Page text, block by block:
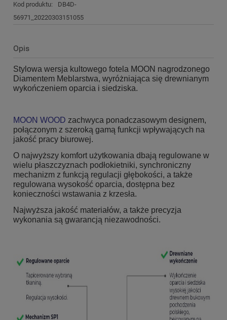
Kod produktu:
DB4D-
56971_20220303151055
Opis
Stylowa wersja kultowego fotela MOON nagrodzonego
Diamentem Meblarstwa, wyróżniająca się drewnianym
wykończeniem oparcia i siedziska.
MOON WOOD zachwyca ponadczasowym designem,
połączonym z szeroką gamą funkcji wpływających na
jakość pracy biurowej.
O najwyższy komfort użytkowania dbają regulowane w
wielu płaszczyznach podłokietniki, synchroniczny
mechanizm z funkcją regulacji głębokości, a także
regulowana wysokość oparcia, dostępna bez
konieczności wstawania z krzesła.
Najwyższa jakość materiałów, a także precyzja
wykonania są gwarancją niezawodności.